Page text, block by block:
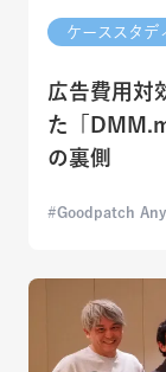
ケーススタデ
広告費用対
た「
の裏側
Goodpatch